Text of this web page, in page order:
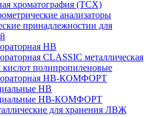
хроматография (ТСХ)
анализаторы
принадлежностии для
НВ
CLASSIC металлическая
полипропиленовые
НВ-КОМФОРТ
НВ
НВ-КОМФОРТ
для хранения ЛВЖ